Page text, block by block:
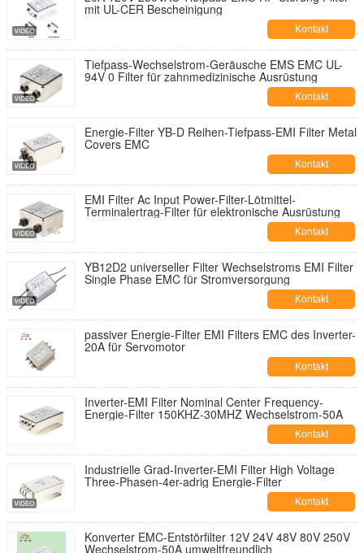
mit UL-CER Bescheinigung
Kontakt
Tiefpass-Wechselstrom-Geräusche EMS EMC UL-
94V 0 Filter für zahnmedizinische Ausrüstung
Kontakt
Energie-Filter YB-D Reihen-Tiefpass-EMI Filter Metal
Covers EMC
Kontakt
EMI Filter Ac Input Power-Filter-Lötmittel-
Terminalertrag-Filter für elektronische Ausrüstung
Kontakt
YB12D2 universeller Filter Wechselstroms EMI Filter
Single Phase EMC für Stromversorgung
Kontakt
passiver Energie-Filter EMI Filters EMC des Inverter-
20A für Servomotor
Kontakt
Inverter-EMI Filter Nominal Center Frequency-
Energie-Filter 150KHZ-30MHZ Wechselstrom-50A
Kontakt
Industrielle Grad-Inverter-EMI Filter High Voltage
Three-Phasen-4er-adrig Energie-Filter
Kontakt
Konverter EMC-Entstörfilter 12V 24V 48V 80V 250V
Wechselstrom-50A umweltfreundlich